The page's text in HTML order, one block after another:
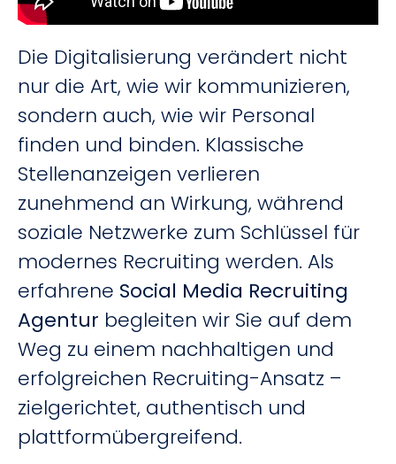
Die Digitalisierung verändert nicht
nur die Art, wie wir kommunizieren,
sondern auch, wie wir Personal
finden und binden. Klassische
Stellenanzeigen verlieren
zunehmend an Wirkung, während
soziale Netzwerke zum Schlüssel für
modernes Recruiting werden. Als
erfahrene Social Media Recruiting
Agentur begleiten wir Sie auf dem
Weg zu einem nachhaltigen und
erfolgreichen Recruiting-Ansatz –
zielgerichtet, authentisch und
plattformübergreifend.